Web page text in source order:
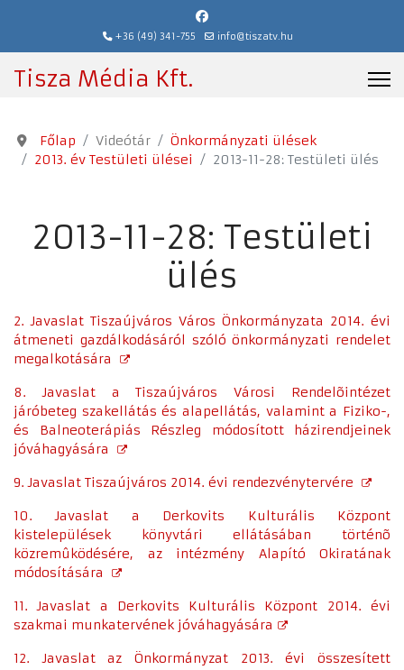
+36 (49) 341-755 info@tiszatv.hu
Tisza Média Kft.
Főlap Videótár
Önkormányzati ülések
2013. év Testületi ülései
2013-11-28: Testületi ülés
2013-11-28: Testületi
ülés
2. Javaslat Tiszaújváros Város Önkormányzata 2014. évi
átmeneti gazdálkodásáról szóló önkormányzati rendelet
megalkotására
8. Javaslat a Tiszaújváros Városi Rendelõintézet
járóbeteg szakellátás és alapellátás, valamint a Fiziko-,
és Balneoterápiás Részleg módosított házirendjeinek
jóváhagyására
9. Javaslat Tiszaújváros 2014. évi rendezvénytervére
10. Javaslat a Derkovits Kulturális Központ
kistelepülések könyvtári ellátásában történõ
közremûködésére, az intézmény Alapító Okiratának
módosítására
11. Javaslat a Derkovits Kulturális Központ 2014. évi
szakmai munkatervének jóváhagyására
12. Javaslat az Önkormányzat 2013. évi összesített